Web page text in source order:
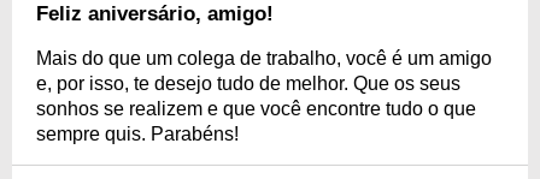
Feliz aniversário, amigo!
Mais do que um colega de trabalho, você é um amigo
e, por isso, te desejo tudo de melhor. Que os seus
sonhos se realizem e que você encontre tudo o que
sempre quis. Parabéns!